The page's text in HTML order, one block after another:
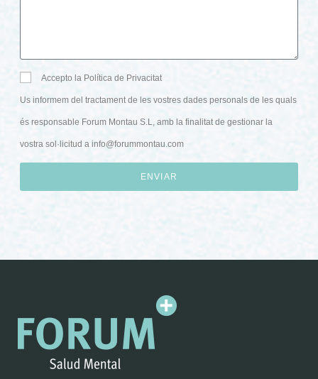
Accepto la Política de Privacitat
Us informem del tractament de les vostres dades personals de les quals
és responsable Forum Montau S.L, amb la finalitat de gestionar la
vostra sol·licitud ainfo@forummontau.com
ENVIAR